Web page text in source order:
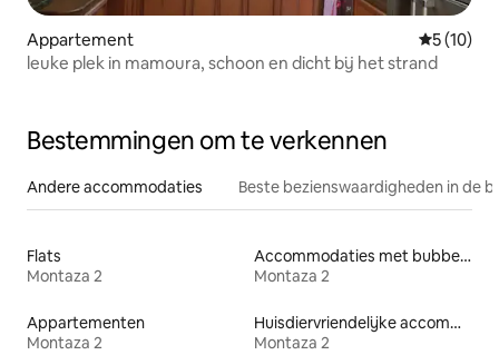
Appartement
5 (10)
leuke plek in mamoura, schoon en dicht bij het strand
Bestemmingen om te verkennen
Andere accommodaties Beste bezienswaardigheden in de
Flats
Montaza 2
Accommodaties met bubbelbad
Montaza 2
Appartementen
Montaza 2
Huisdiervriendelijke accommodaties
Montaza 2